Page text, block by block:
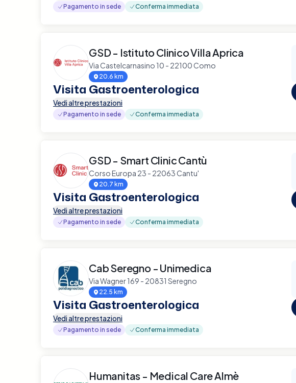
Pagamento in sede Conferma immediata
GSD - Istituto Clinico Villa Aprica
Via Castelcarnasino 10 - 22100 Como
20.6 km
Visita Gastroenterologica
Vedi altre prestazioni
Pagamento in sede Conferma immediata
GSD - Smart Clinic Cantù
Corso Europa 23 - 22063 Cantu'
20.7 km
Visita Gastroenterologica
Vedi altre prestazioni
Pagamento in sede Conferma immediata
Cab Seregno - Unimedica
Via Wagner 169 - 20831 Seregno
22.5 km
Visita Gastroenterologica
Vedi altre prestazioni
Pagamento in sede Conferma immediata
Humanitas - Medical Care Almè